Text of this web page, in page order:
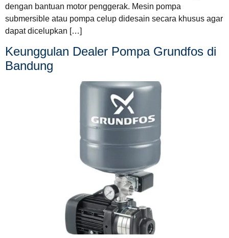
dengan bantuan motor penggerak. Mesin pompa
submersible atau pompa celup didesain secara khusus agar
dapat dicelupkan […]
Keunggulan Dealer Pompa Grundfos di
Bandung